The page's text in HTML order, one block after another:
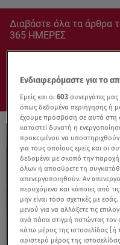
Διαβάστε όλα τα άρθρα
365 ΗΜΕΡΕΣ
Ενδιαφερόμαστε για το
Εμείς και οι603 συνεργάτες
όπως δεδομένα περιήγησης ή
έχουμε πρόσβαση σε αυτά στη
καταστεί δυνατή η
προκειμένου να
για τους οποίους εμείς και οι
δεδομένα με σκοπό την
όλων ή αποσύρετε τη
απενεργοποιηθούν. Αν
περιεχόμενο και κάποιες από
μην είναι τόσο σχετικές με
μενού για να αλλάξετε τις
ανά πάσα στιγμή πατώντας τον
κάτω μέρος της ιστοσελίδας [ή
αριστερό μέρος της